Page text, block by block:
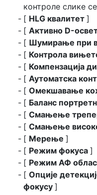
контроле слике
[ HLG квалитет ]
[ Активно D-
[ Шумирање при
[ Контрола
[ Компензација
[ Аутоматска
[ Омекшавање
[ Баланс
[ Смањење
[ Смањење
[ Мерење ]
[ Режим фокуса ]
[ Режим АФ
[ Опције
фокусу ]